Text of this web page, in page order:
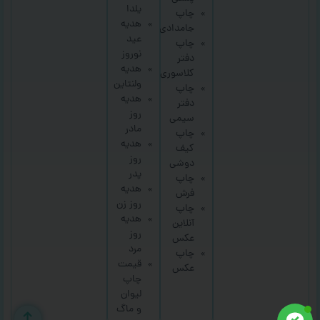
چاپ
جامدادی
چاپ
دفتر
کلاسوری
چاپ
دفتر
سیمی
چاپ
کیف
دوشی
چاپ
فرش
چاپ
آنلاین
عکس
چاپ
عکس
یلدا
هدیه
عید
نوروز
هدیه
ولنتاین
هدیه
روز
مادر
هدیه
روز
پدر
هدیه
روز زن
هدیه
روز
مرد
قیمت
چاپ
لیوان
و ماگ